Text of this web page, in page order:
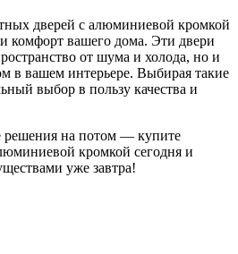
дверей с алюминиевой кромкой
комфорт вашего дома. Эти двери
от шума и холода, но и
в вашем интерьере. Выбирая такие
выбор в пользу качества и
решения на потом — купите
кромкой сегодня и
уже завтра!